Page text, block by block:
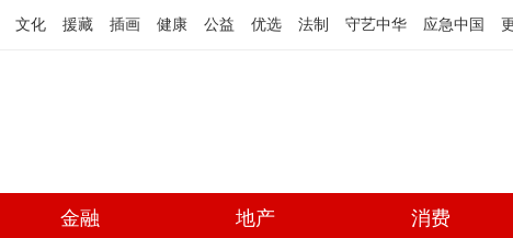
文化 援藏 插画 健康 公益 优选 法制 守艺中华 应急中国
金融 地产 消费